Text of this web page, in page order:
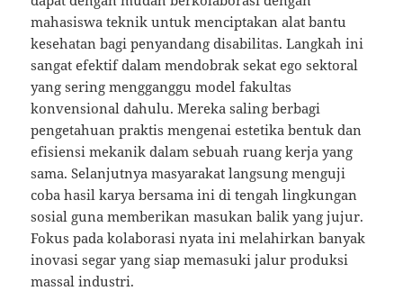
mahasiswa teknik untuk menciptakan alat bantu
kesehatan bagi penyandang disabilitas. Langkah ini
sangat efektif dalam mendobrak sekat ego sektoral
yang sering mengganggu model fakultas
konvensional dahulu. Mereka saling berbagi
pengetahuan praktis mengenai estetika bentuk dan
efisiensi mekanik dalam sebuah ruang kerja yang
sama. Selanjutnya masyarakat langsung menguji
coba hasil karya bersama ini di tengah lingkungan
sosial guna memberikan masukan balik yang jujur.
Fokus pada kolaborasi nyata ini melahirkan banyak
inovasi segar yang siap memasuki jalur produksi
massal industri.